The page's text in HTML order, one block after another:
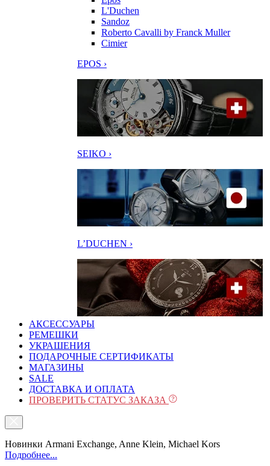
L'Duchen
Sandoz
Roberto Cavalli by Franck Muller
Cimier
EPOS ›
SEIKO ›
L’DUCHEN ›
АКСЕССУАРЫ
РЕМЕШКИ
УКРАШЕНИЯ
ПОДАРОЧНЫЕ СЕРТИФИКАТЫ
МАГАЗИНЫ
SALE
ДОСТАВКА И ОПЛАТА
ПРОВЕРИТЬ СТАТУС ЗАКАЗА
Новинки Armani Exchange, Anne Klein, Michael Kors
Подробнее...